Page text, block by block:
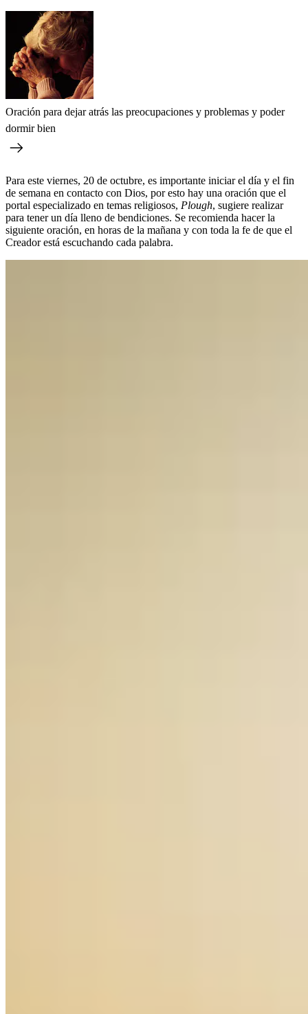
Oración para dejar atrás las preocupaciones y problemas y poder
dormir bien
Para este viernes, 20 de octubre, es importante iniciar el día y el fin
de semana en contacto con Dios, por esto hay una oración que el
portal especializado en temas religiosos, Plough, sugiere realizar
para tener un día lleno de bendiciones. Se recomienda hacer la
siguiente oración, en horas de la mañana y con toda la fe de que el
Creador está escuchando cada palabra.